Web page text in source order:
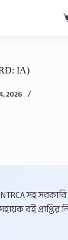
IA)
2026
সহ
বই প্রাপ্তির